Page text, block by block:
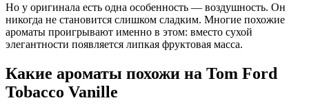
Но у оригинала есть одна особенность — воздушность. Он
никогда не становится слишком сладким. Многие похожие
ароматы проигрывают именно в этом: вместо сухой
элегантности появляется липкая фруктовая масса.
Какие ароматы похожи на Tom Ford
Tobacco Vanille